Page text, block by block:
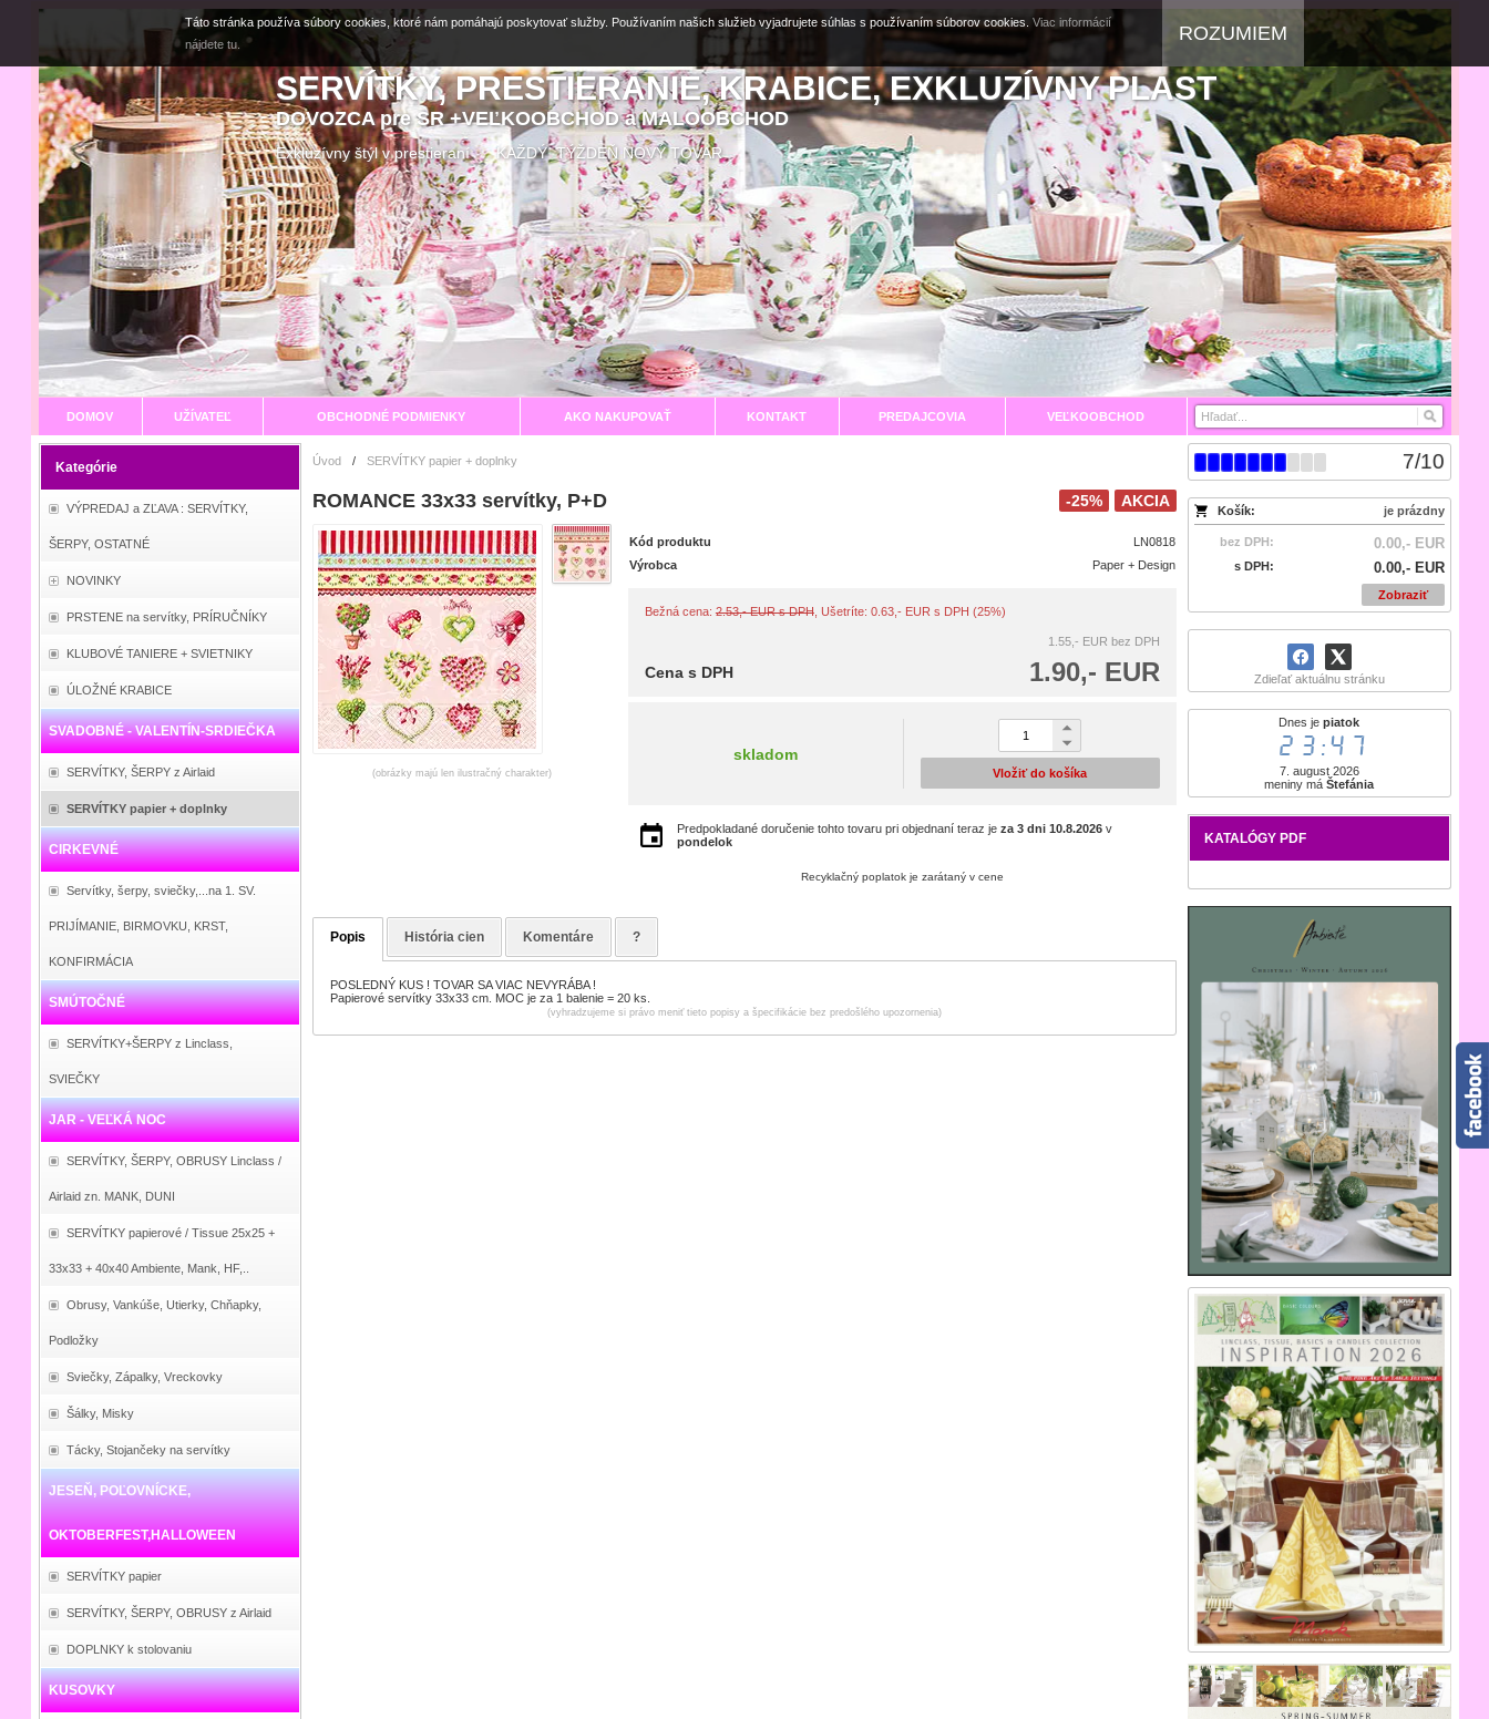
SERVÍTKY, PRESTIERANIE, KRABICE, EXKLUZÍVNY PLAST
DOVOZCA pre SR +VEĽKOOBCHOD a MALOOBCHOD
Exkluzívny štýl v prestieraní KAŽDÝ TÝŽDEŇ NOVÝ TOVAR
DOMOV UŽÍVATEĽ OBCHODNÉ PODMIENKY AKO NAKUPOVAŤ KONTAKT PREDAJCOVIA VEĽKOOBCHOD
Kategórie
VÝPREDAJ a ZĽAVA : SERVÍTKY,
ŠERPY, OSTATNÉ
NOVINKY
PRSTENE na servítky, PRÍRUČNÍKY
KLUBOVÉ TANIERE + SVIETNIKY
ÚLOŽNÉ KRABICE
SVADOBNÉ - VALENTÍN-SRDIEČKA
SERVÍTKY, ŠERPY z Airlaid
SERVÍTKY papier + doplnky
CIRKEVNÉ
Servítky, šerpy, sviečky,...na 1. SV.
PRIJÍMANIE, BIRMOVKU, KRST,
KONFIRMÁCIA
SMÚTOČNÉ
SERVÍTKY+ŠERPY z Linclass,
SVIEČKY
JAR - VEĽKÁ NOC
SERVÍTKY, ŠERPY, OBRUSY Linclass /
Airlaid zn. MANK, DUNI
SERVÍTKY papierové / Tissue 25x25 +
33x33 + 40x40 Ambiente, Mank, HF,..
Obrusy, Vankúše, Utierky, Chňapky,
Podložky
Sviečky, Zápalky, Vreckovky
Šálky, Misky
Tácky, Stojančeky na servítky
JESEŇ, POĽOVNÍCKE,
OKTOBERFEST,HALLOWEEN
SERVÍTKY papier
SERVÍTKY, ŠERPY, OBRUSY z Airlaid
DOPLNKY k stolovaniu
KUSOVKY
7/10
Košík: je prázdny
bez DPH: 0.00,- EUR
s DPH: 0.00,- EUR
Zobraziť
Zdieľať aktuálnu stránku
Dnes jepiatok
23:47
7. august 2026
meniny máŠtefánia
KATALÓGY PDF
Úvod / SERVÍTKY papier + doplnky
AKCIA
-25%
ROMANCE 33x33 servítky, P+D
(obrázky majú len ilustračný charakter)
Kód produktu
LN0818
Výrobca
Paper + Design
Bežná cena: 2.53,- EUR s DPH, Ušetríte: 0.63,- EUR s DPH (25%)
1.55,- EUR bez DPH
1.90,- EUR
Cena s DPH
skladom
Vložiť do košíka
Predpokladané doručenie tohto tovaru pri objednaní teraz je za 3 dni 10.8.2026v
pondelok
Recyklačný poplatok je zarátaný v cene
Popis História cien Komentáre ?
POSLEDNÝ KUS ! TOVAR SA VIAC NEVYRÁBA !
Papierové servítky 33x33 cm. MOC je za 1 balenie = 20 ks.
(vyhradzujeme si právo meniť tieto popisy a špecifikácie bez predošlého upozornenia)
Táto stránka používa súbory cookies, ktoré nám pomáhajú poskytovať služby. Používaním našich služieb vyjadrujete súhlas s používaním súborov cookies. Viac informácií
nájdete tu.
ROZUMIEM